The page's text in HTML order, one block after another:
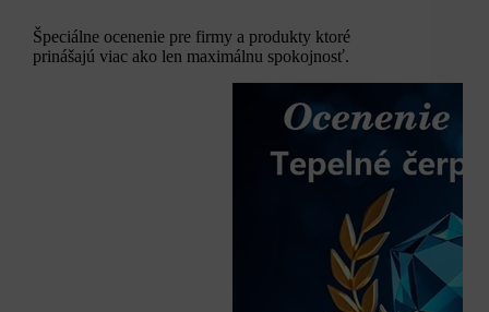
Špeciálne ocenenie pre firmy a produkty ktoré
prinášajú viac ako len maximálnu spokojnosť.